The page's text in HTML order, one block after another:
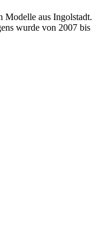
Modelle aus Ingolstadt.
wurde von 2007 bis